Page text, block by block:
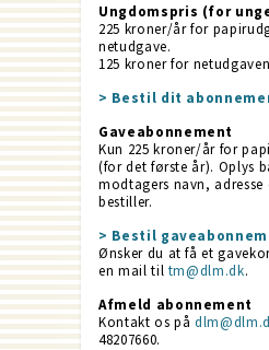
Ungdomspris (for
225 kroner/år for
netudgave.
125 kroner for
> Bestil dit
Gaveabonnement
Kun 225 kroner/år for
(for det første år). Oplys
modtagers navn,
bestiller.
> Bestil
Ønsker du at få et
en mail til tm@dlm.dk.
Afmeld abonnement
Kontakt os på
48207660.